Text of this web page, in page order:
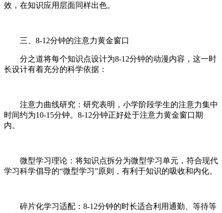
效，在知识应用层面同样出色。
三、8-12分钟的注意力黄金窗口
分之道将每个知识点设计为8-12分钟的动漫内容，这一时
长设计有着充分的科学依据：
注意力曲线研究：研究表明，小学阶段学生的注意力集中
时间约为10-15分钟。8-12分钟正好处于注意力黄金窗口期
内。
微型学习理论：将知识点拆分为微型学习单元，符合现代
学习科学倡导的“微型学习”原则，有利于知识的吸收和内化。
碎片化学习适配：8-12分钟的时长适合利用通勤、等待等